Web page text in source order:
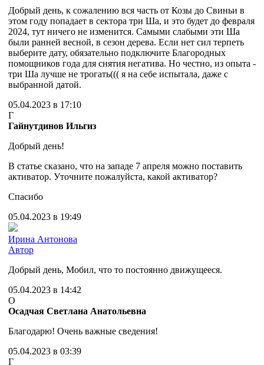
Добрый день, к сожалению вся часть от Козы до Свиньи в
этом году попадает в сектора три Ша, и это будет до февраля
2024, тут ничего не изменится. Самыми слабыми эти Ша
были ранней весной, в сезон дерева. Если нет сил терпеть
выберите дату, обязательно подключите Благородных
помощников года для снятия негатива. Но честно, из опыта -
три Ша лучше не трогать((( я на себе испытала, даже с
выбранной датой.
05.04.2023 в 17:10
Г
Гайнутдинов Ильгиз
Добрый день!
В статье сказано, что на западе 7 апреля можно поставить
активатор. Уточните пожалуйста, какой активатор?
Спасибо
05.04.2023 в 19:49
Ирина Антонова
Автор
Добрый день, Мобил, что то постоянно движущееся.
05.04.2023 в 14:42
О
Осадчая Светлана Анатольевна
Благодарю! Очень важные сведения!
05.04.2023 в 03:39
Г